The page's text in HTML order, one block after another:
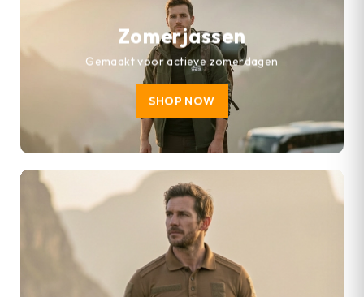
Zomerjassen
Gemaakt voor actieve zomerdagen
SHOP NOW